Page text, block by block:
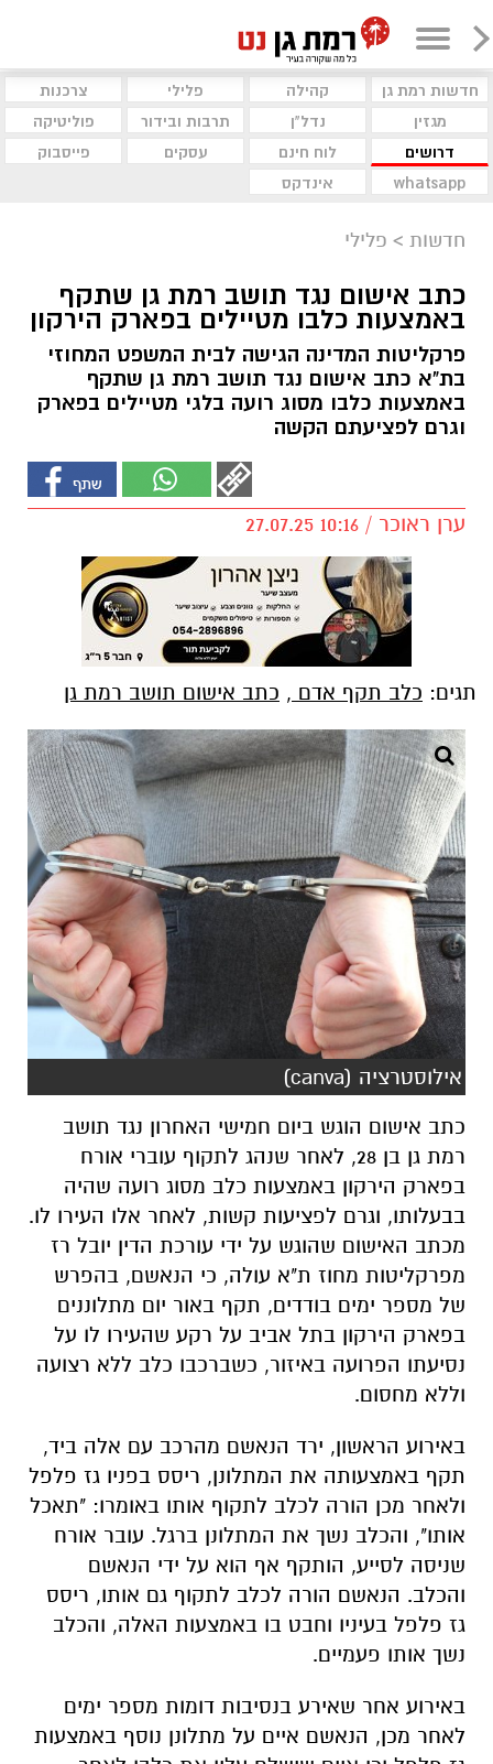
חדשות רמת גן קהילה פלילי
צרכנות
מגזין
נדל"ן תרבות ובידור
פוליטיקה
דרושים
לוח חינם עסקים
פייסבוק
whatsapp
אינדקס
חדשות > פלילי
כתב אישום נגד תושב רמת גן שתקף
באמצעות כלבו מטיילים בפארק הירקון
פרקליטות המדינה הגישה לבית המשפט המחוזי
בת"א כתב אישום נגד תושב רמת גן שתקף
באמצעות כלבו מסוג רועה בלגי מטיילים בפארק
וגרם לפציעתם הקשה
ערן ראוכר / 10:16 27.07.25
תגים: כלב תקף אדם , כתב אישום תושב רמת גן
אילוסטרציה (canva)
כתב אישום הוגש ביום חמישי האחרון נגד תושב
רמת גן בן 28, לאחר שנהג לתקוף עוברי אורח
בפארק הירקון באמצעות כלב מסוג רועה שהיה
בבעלותו, וגרם לפציעות קשות, לאחר אלו העירו לו.
מכתב האישום שהוגש על ידי עורכת הדין יובל רז
מפרקליטות מחוז ת"א עולה, כי הנאשם, בהפרש
של מספר ימים בודדים, תקף באור יום מתלוננים
בפארק הירקון בתל אביב על רקע שהעירו לו על
נסיעתו הפרועה באיזור, כשברכבו כלב ללא רצועה
וללא מחסום.
באירוע הראשון, ירד הנאשם מהרכב עם אלה ביד,
תקף באמצעותה את המתלונן, ריסס בפניו גז פלפל
ולאחר מכן הורה לכלב לתקוף אותו באומרו: "תאכל
אותו", והכלב נשך את המתלונן ברגל. עובר אורח
שניסה לסייע, הותקף אף הוא על ידי הנאשם
והכלב. הנאשם הורה לכלב לתקוף גם אותו, ריסס
גז פלפל בעיניו וחבט בו באמצעות האלה, והכלב
נשך אותו פעמיים.
באירוע אחר שאירע בנסיבות דומות מספר ימים
לאחר מכן, הנאשם איים על מתלונן נוסף באמצעות